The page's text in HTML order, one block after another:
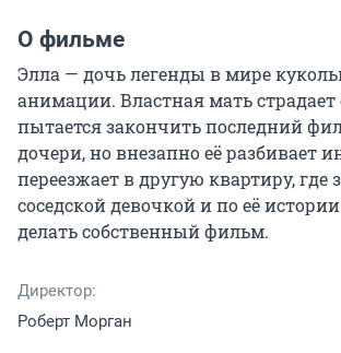
О фильме
Элла — дочь легенды в мире
анимации. Властная мать страдает
пытается закончить последний
дочери, но внезапно её разбивает
переезжает в другую квартиру, где
соседской девочкой и по её
делать собственный фильм.
Директор:
Роберт Морган